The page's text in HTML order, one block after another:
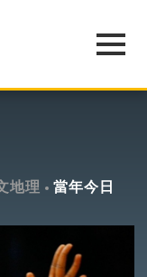
地理 當年今日